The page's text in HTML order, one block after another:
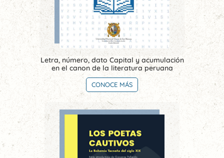
Letra, número, dato Capital y acumulación
en el canon de la literatura peruana
CONOCE MÁS